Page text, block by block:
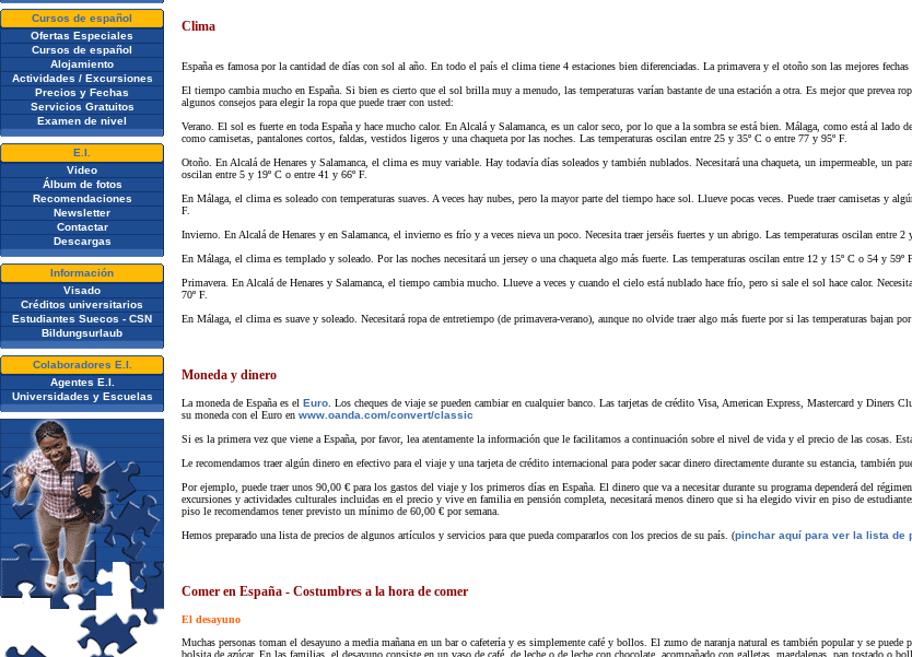
Cursos de español
Ofertas Especiales
Cursos de español
Alojamiento
Actividades / Excursiones
Precios y Fechas
Servicios Gratuitos
Examen de nivel
E.I.
Video
Álbum de fotos
Recomendaciones
Newsletter
Contactar
Descargas
Información
Visado
Créditos universitarios
Estudiantes Suecos - CSN
Bildungsurlaub
Colaboradores E.I.
Agentes E.I.
Universidades y Escuelas
Clima
España es famosa por la cantidad de días con sol al año. En todo el país el clima tiene 4 estaciones bien diferenciadas. La primavera y el otoño son las mejores fechas
El tiempo cambia mucho en España. Si bien es cierto que el sol brilla muy a menudo, las temperaturas varían bastante de una estación a otra. Es mejor que prevea
algunos consejos para elegir la ropa que puede traer con usted:
Verano. El sol es fuerte en toda España y hace mucho calor. En Alcalá y Salamanca, es un calor seco, por lo que a la sombra se está bien. Málaga, como está al
como camisetas, pantalones cortos, faldas, vestidos ligeros y una chaqueta por las noches. Las temperaturas oscilan entre 25 y 35º C o entre 77 y 95º F.
Otoño. En Alcalá de Henares y Salamanca, el clima es muy variable. Hay todavía días soleados y también nublados. Necesitará una chaqueta, un impermeable, un
oscilan entre 5 y 19º C o entre 41 y 66º F.
En Málaga, el clima es soleado con temperaturas suaves. A veces hay nubes, pero la mayor parte del tiempo hace sol. Llueve pocas veces. Puede traer camisetas y
F.
Invierno. En Alcalá de Henares y en Salamanca, el invierno es frío y a veces nieva un poco. Necesita traer jerséis fuertes y un abrigo. Las temperaturas oscilan entre 2
En Málaga, el clima es templado y soleado. Por las noches necesitará un jersey o una chaqueta algo más fuerte. Las temperaturas oscilan entre 12 y 15º C o 54 y 59º
Primavera. En Alcalá de Henares y Salamanca, el tiempo cambia mucho. Llueve a veces y cuando el cielo está nublado hace frío, pero si sale el sol hace calor.
70º F.
En Málaga, el clima es suave y soleado. Necesitará ropa de entretiempo (de primavera-verano), aunque no olvide traer algo más fuerte por si las temperaturas bajan
Moneda y dinero
La moneda de España es el Euro. Los cheques de viaje se pueden cambiar en cualquier banco. Las tarjetas de crédito Visa, American Express, Mastercard y Diners
su moneda con el Euro en www.oanda.com/convert/classic
Si es la primera vez que viene a España, por favor, lea atentamente la información que le facilitamos a continuación sobre el nivel de vida y el precio de las cosas.
Le recomendamos traer algún dinero en efectivo para el viaje y una tarjeta de crédito internacional para poder sacar dinero directamente durante su estancia, también
Por ejemplo, puede traer unos 90,00 € para los gastos del viaje y los primeros días en España. El dinero que va a necesitar durante su programa dependerá del
excursiones y actividades culturales incluidas en el precio y vive en familia en pensión completa, necesitará menos dinero que si ha elegido vivir en piso de
piso le recomendamos tener previsto un mínimo de 60,00 € por semana.
Hemos preparado una lista de precios de algunos artículos y servicios para que pueda compararlos con los precios de su país. (pinchar aquí para ver la lista de
Comer en España - Costumbres a la hora de comer
El desayuno
Muchas personas toman el desayuno a media mañana en un bar o cafetería y es simplemente café y bollos. El zumo de naranja natural es también popular y se
bolsita de azúcar. En las familias, el desayuno consiste en un vaso de café, de leche o de leche con chocolate, acompañado con galletas, magdalenas, pan tostado o